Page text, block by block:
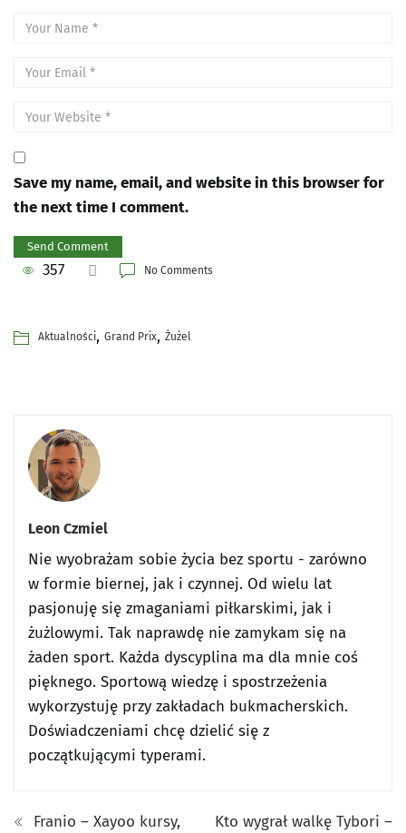
Save my name, email, and website in this browser for
the next time I comment.
357 No Comments
Aktualności, Grand Prix, Żużel
Leon Czmiel
Nie wyobrażam sobie życia bez sportu - zarówno
w formie biernej, jak i czynnej. Od wielu lat
pasjonuję się zmaganiami piłkarskimi, jak i
żużlowymi. Tak naprawdę nie zamykam się na
żaden sport. Każda dyscyplina ma dla mnie coś
pięknego. Sportową wiedzę i spostrzeżenia
wykorzystuję przy zakładach bukmacherskich.
Doświadczeniami chcę dzielić się z
początkującymi typerami.
Franio – Xayoo kursy,
Kto wygrał walkę Tybori –